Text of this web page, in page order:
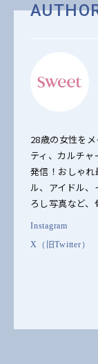
28歳の女性を
ティ、カルチャ
発信！おしゃ
ル、アイドル
ろし写真など
Instagram
X（旧Twitter）